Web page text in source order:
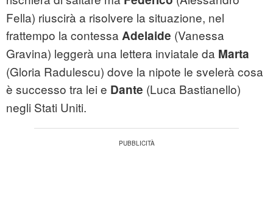
Fella) riuscirà a risolvere la situazione, nel
frattempo la contessa Adelaide (Vanessa
Gravina) leggerà una lettera inviatale da Marta
(Gloria Radulescu) dove la nipote le svelerà cosa
è successo tra lei e Dante (Luca Bastianello)
negli Stati Uniti.